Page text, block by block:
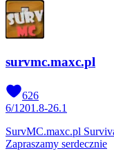
survmc.maxc.pl
626
6/1201.8-26.1
SurvMC.maxc.pl
Zapraszamy serdecznie